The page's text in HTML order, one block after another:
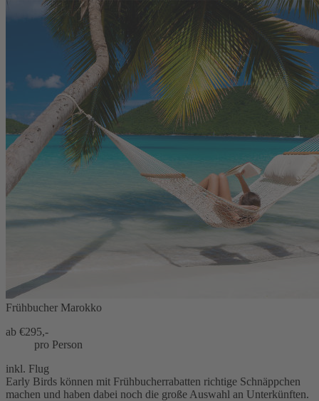
Frühbucher Marokko
ab €295,-
pro Person
inkl. Flug
Early Birds können mit Frühbucherrabatten richtige Schnäppchen
machen und haben dabei noch die große Auswahl an Unterkünften.